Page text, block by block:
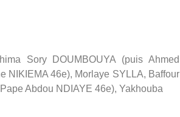
Sory DOUMBOUYA (puis Ahmed
NIKIEMA 46e), Morlaye SYLLA, Baffour
Abdou NDIAYE 46e), Yakhouba